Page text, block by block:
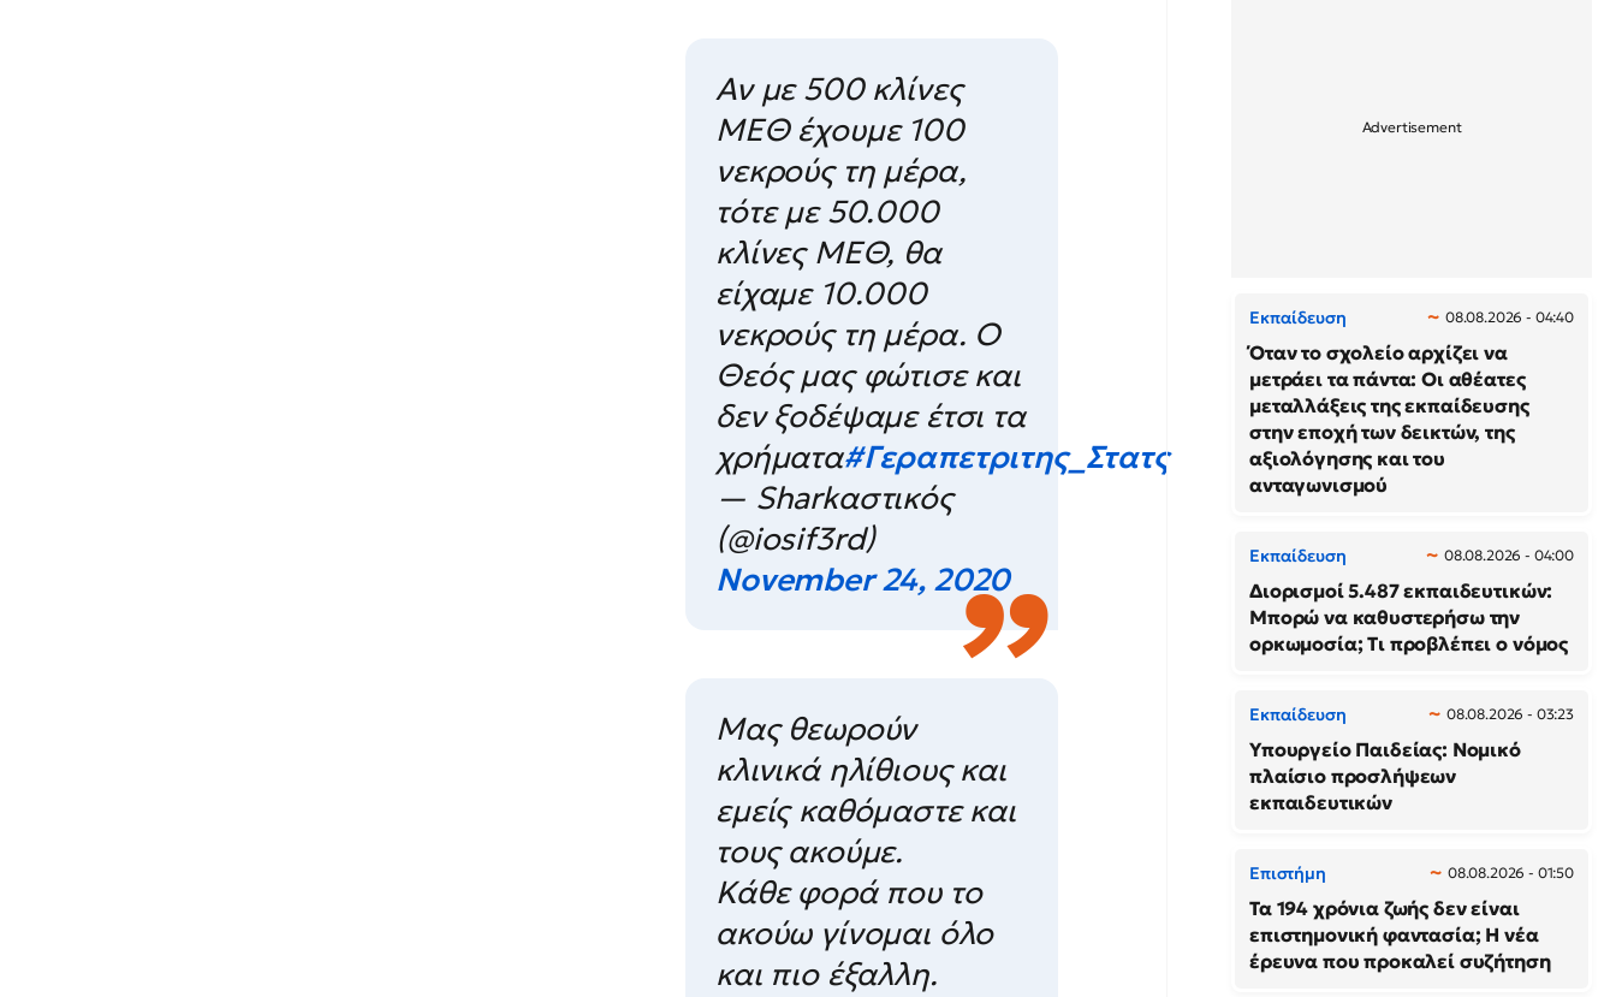
Αν με 500 κλίνες
ΜΕΘ έχουμε 100
νεκρούς τη μέρα,
τότε με 50.000
κλίνες ΜΕΘ, θα
είχαμε 10.000
νεκρούς τη μέρα. Ο
Θεός μας φώτισε και
δεν ξοδέψαμε έτσι τα
χρήματα#Γεραπετριτης_Στατς
— Sharkαστικός
(@iosif3rd)
November 24, 2020
Μας θεωρούν
κλινικά ηλίθιους και
εμείς καθόμαστε και
τους ακούμε.
Κάθε φορά που το
ακούω γίνομαι όλο
και πιο έξαλλη.
Εκπαίδευση 08.08.2026 - 04:40
Όταν το σχολείο αρχίζει να
μετράει τα πάντα: Οι αθέατες
μεταλλάξεις της εκπαίδευσης
στην εποχή των δεικτών, της
αξιολόγησης και του
ανταγωνισμού
Εκπαίδευση 08.08.2026 - 04:00
Διορισμοί 5.487 εκπαιδευτικών:
Μπορώ να καθυστερήσω την
ορκωμοσία; Τι προβλέπει ο νόμος
Εκπαίδευση 08.08.2026 - 03:23
Υπουργείο Παιδείας: Νομικό
πλαίσιο προσλήψεων
εκπαιδευτικών
Επιστήμη 08.08.2026 - 01:50
Τα 194 χρόνια ζωής δεν είναι
επιστημονική φαντασία; Η νέα
έρευνα που προκαλεί συζήτηση